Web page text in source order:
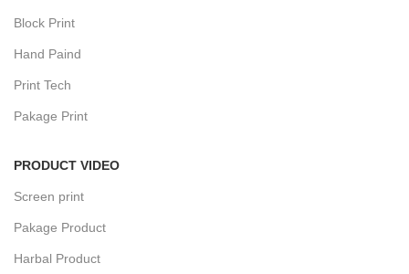
Block Print
Hand Paind
Print Tech
Pakage Print
PRODUCT VIDEO
Screen print
Pakage Product
Harbal Product